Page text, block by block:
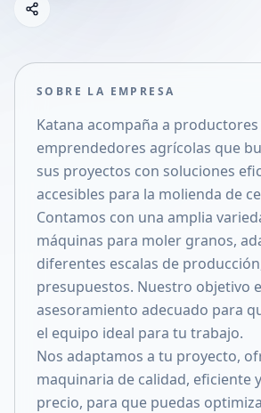
Compartir empresa
Compartir en X
SOBRE LA EMPRESA
Katana acompaña a productores
emprendedores agrícolas que
sus proyectos con soluciones
accesibles para la molienda de
Contamos con una amplia
máquinas para moler granos,
diferentes escalas de
presupuestos. Nuestro objetivo
asesoramiento adecuado para
el equipo ideal para tu trabajo.
Nos adaptamos a tu proyecto,
maquinaria de calidad, eficiente
precio, para que puedas